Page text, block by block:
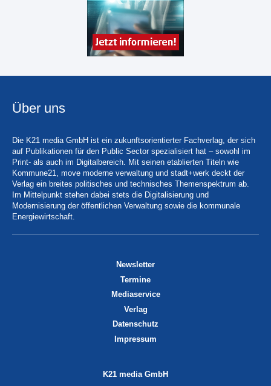
Über uns
Die K21 media GmbH ist ein zukunftsorientierter Fachverlag, der sich
auf Publikationen für den Public Sector spezialisiert hat – sowohl im
Print- als auch im Digitalbereich. Mit seinen etablierten Titeln wie
Kommune21, move moderne verwaltung und stadt+werk deckt der
Verlag ein breites politisches und technisches Themenspektrum ab.
Im Mittelpunkt stehen dabei stets die Digitalisierung und
Modernisierung der öffentlichen Verwaltung sowie die kommunale
Energiewirtschaft.
Newsletter
Termine
Mediaservice
Verlag
Datenschutz
Impressum
K21 media GmbH